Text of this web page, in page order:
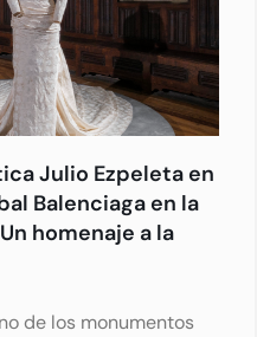
Julio Ezpeleta en
Balenciaga en la
homenaje a la
de los monumentos